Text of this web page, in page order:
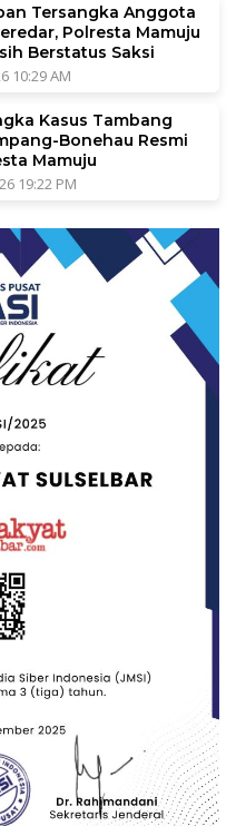
Tersangka Anggota
Polresta Mamuju
Berstatus Saksi
10:29 AM
Kasus Tambang
Bonehau Resmi
Mamuju
19:22 PM